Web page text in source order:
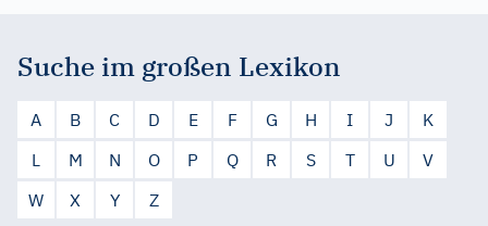
Suche im großen Lexikon
A B C D E F G H I J
K
L
M N O P Q R S T U
V
W
X Y Z